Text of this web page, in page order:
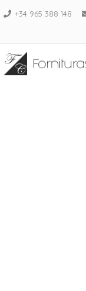
Saltar+34 965 388 148